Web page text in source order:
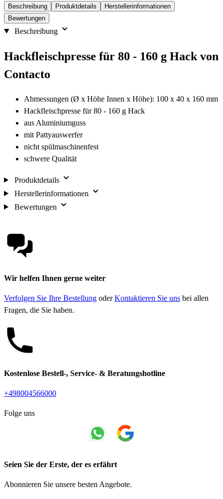
Beschreibung Produktdetails
Herstellerinformationen
Bewertungen
Beschreibung
Hackfleischpresse für 80 - 160 g Hack von
Contacto
Abmessungen (Ø x Höhe Innen x Höhe): 100 x 40 x 160 mm
Hackfleischpresse für 80 - 160 g Hack
aus Aluminiumguss
mit Pattyauswerfer
nicht spülmaschinenfest
schwere Qualität
Produktdetails
Herstellerinformationen
Bewertungen
Wir helfen Ihnen gerne weiter
Verfolgen Sie Ihre Bestellung oderKontaktieren Sie uns bei allen
Fragen, die Sie haben.
Kostenlose Bestell-, Service- & Beratungshotline
+498004566000
Folge uns
Seien Sie der Erste, der es erfährt
Abonnieren Sie unsere besten Angebote.